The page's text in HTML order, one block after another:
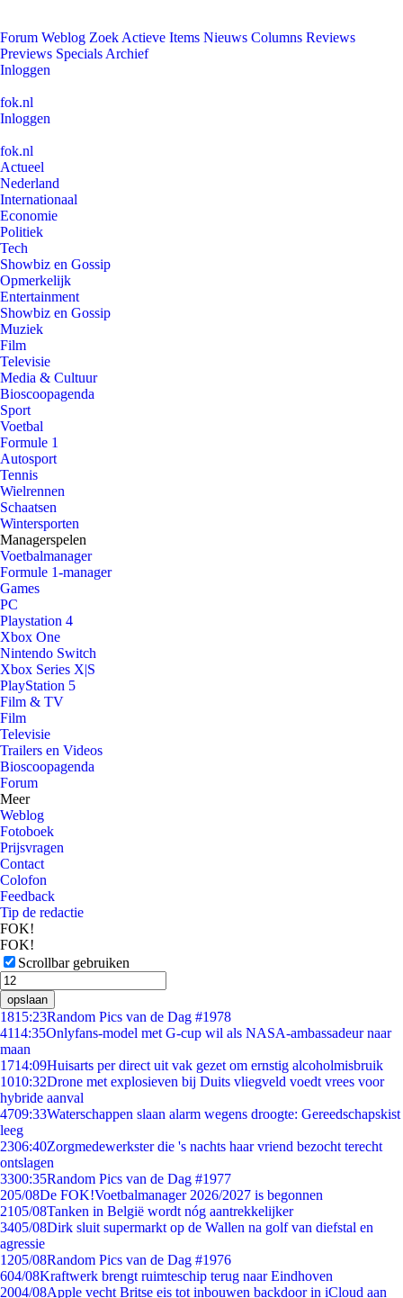
Forum Weblog Zoek Actieve Items Nieuws Columns Reviews
Previews Specials Archief
Inloggen
fok.nl
Inloggen
fok.nl
Actueel
Nederland
Internationaal
Economie
Politiek
Tech
Showbiz en Gossip
Opmerkelijk
Entertainment
Showbiz en Gossip
Muziek
Film
Televisie
Media & Cultuur
Bioscoopagenda
Sport
Voetbal
Formule 1
Autosport
Tennis
Wielrennen
Schaatsen
Wintersporten
Managerspelen
Voetbalmanager
Formule 1-manager
Games
PC
Playstation 4
Xbox One
Nintendo Switch
Xbox Series X|S
PlayStation 5
Film & TV
Film
Televisie
Trailers en Videos
Bioscoopagenda
Forum
Meer
Weblog
Fotoboek
Prijsvragen
Contact
Colofon
Feedback
Tip de redactie
FOK!
FOK!
Scrollbar gebruiken
opslaan
1815:23Random Pics van de Dag #1978
4114:35Onlyfans-model met G-cup wil als NASA-ambassadeur naar
maan
1714:09Huisarts per direct uit vak gezet om ernstig alcoholmisbruik
1010:32Drone met explosieven bij Duits vliegveld voedt vrees voor
hybride aanval
4709:33Waterschappen slaan alarm wegens droogte: Gereedschapskist
leeg
2306:40Zorgmedewerkster die 's nachts haar vriend bezocht terecht
ontslagen
3300:35Random Pics van de Dag #1977
205/08De FOK!Voetbalmanager 2026/2027 is begonnen
2105/08Tanken in België wordt nóg aantrekkelijker
3405/08Dirk sluit supermarkt op de Wallen na golf van diefstal en
agressie
1205/08Random Pics van de Dag #1976
604/08Kraftwerk brengt ruimteschip terug naar Eindhoven
2004/08Apple vecht Britse eis tot inbouwen backdoor in iCloud aan